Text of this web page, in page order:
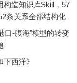
构造知识库Skill，57
条关系全部结构化
口-腹海”模型的转变
西洋》